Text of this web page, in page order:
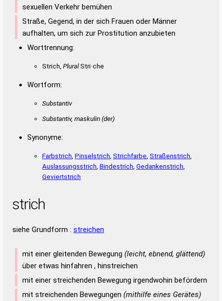
sexuellen Verkehr bemühen
Straße, Gegend, in der sich Frauen oder Männer
aufhalten, um sich zur Prostitution anzubieten
Worttrennung:
Strich, PluralStri·che
Wortform:
Substantiv
Substantiv, maskulin(der)
Synonyme:
Farbstrich Pinselstrich Strichfarbe Straßenstrich
Auslassungsstrich Bindestrich Gedankenstrich
Geviertstrich
strich
siehe Grundform : streichen
mit einer gleitenden Bewegung (leicht, ebnend, glättend)
über etwas hinfahren , hinstreichen
mit einer streichenden Bewegung irgendwohin befördern
mit streichenden Bewegungen (mithilfe eines Gerätes)